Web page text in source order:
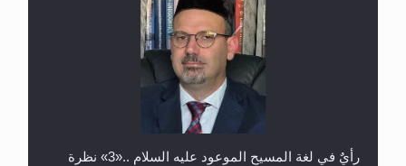
حفل توزيع الشهادات في الجامعة الأحمدية بنيجيريا لعام
رأيٌ في لغة المسيح الموعود عليه السلام ..«3» نظرة